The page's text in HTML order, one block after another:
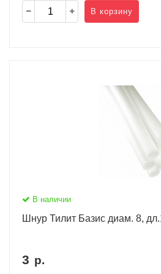
В корзину
В наличии
Шнур Тилит Базис диам. 8,
3 р.